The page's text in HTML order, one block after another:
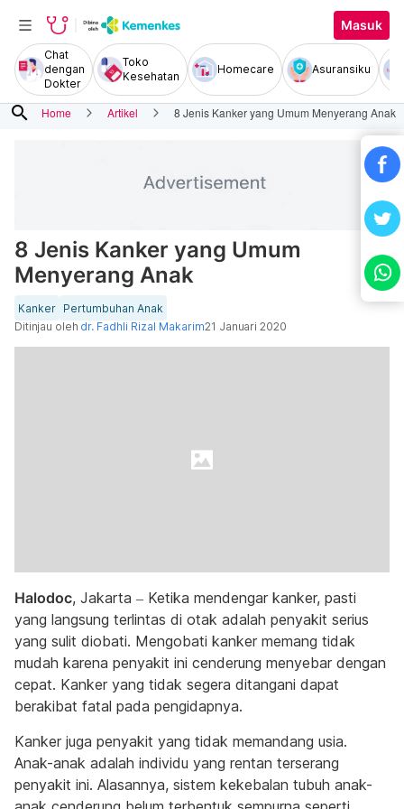
Masuk
Chat
dengan
Dokter
Toko
Kesehatan
Homecare Asuransiku
search Home Artikel 8 Jenis Kanker yang Umum Menyerang Anak
8 Jenis Kanker yang Umum
Menyerang Anak
Kanker Pertumbuhan Anak
Ditinjau oleh dr. Fadhli Rizal Makarim21 Januari 2020
Halodoc, Jakarta – Ketika mendengar kanker, pasti
yang langsung terlintas di otak adalah penyakit serius
yang sulit diobati. Mengobati kanker memang tidak
mudah karena penyakit ini cenderung menyebar dengan
cepat. Kanker yang tidak segera ditangani dapat
berakibat fatal pada pengidapnya.
Kanker juga penyakit yang tidak memandang usia.
Anak-anak adalah individu yang rentan terserang
penyakit ini. Alasannya, sistem kekebalan tubuh anak-